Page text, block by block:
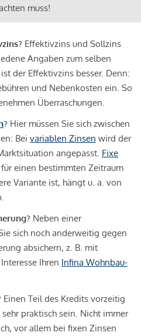
muss!
Effektivzins und Sollzins
Angaben zum selben
der Effektivzins besser. Denn:
und Nebenkosten ein. So
Überraschungen.
? Hier müssen Sie sich zwischen
Bei variablen Zinsen wird der
angepasst. Fixe
einen bestimmten Zeitraum
Variante ist, hängt u. a. von
Neben einer
sich noch anderweitig gegen
absichern, z. B. mit
Ihren Infina Wohnbau-
Einen Teil des Kredits vorzeitig
praktisch sein. Nicht immer
vor allem bei fixen Zinsen